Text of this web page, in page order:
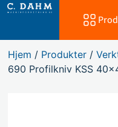
Hjem / Produkter /
690 Profilkniv KSS